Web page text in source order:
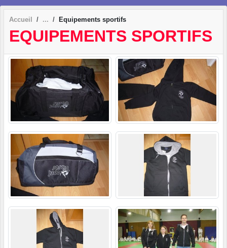
Accueil Equipements sportifs
EQUIPEMENTS SPORTIFS